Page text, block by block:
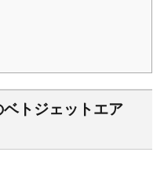
トジェットエア